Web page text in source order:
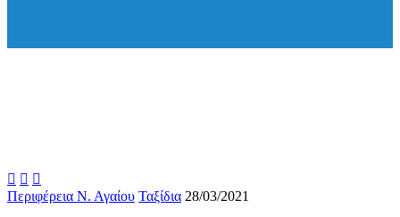
  
Περιφέρεια Ν. Αγαίου Ταξίδια 28/03/2021